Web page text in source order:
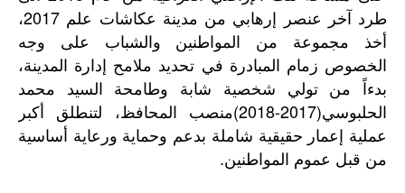
طرد آخر عنصر إرهابي من مدينة عكاشات علم 2017،
أخذ مجموعة من المواطنين والشباب على وجه
الخصوص زمام المبادرة في تحديد ملامح إدارة المدينة،
بدءاً من تولي شخصية شابة وطامحة السيد محمد
الحلبوسي(2017-2018)منصب المحافظ، لتنطلق أكبر
عملية إعمار حقيقية شاملة بدعم وحماية ورعاية أساسية
من قبل عموم المواطنين.